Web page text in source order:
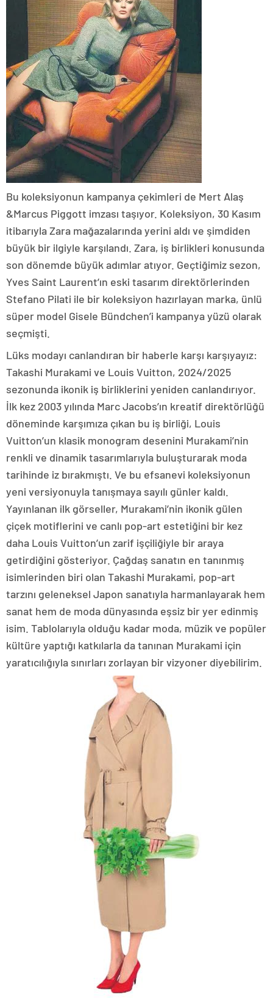
Bu koleksiyonun kampanya çekimleri de Mert Alaş
&Marcus Piggott imzası taşıyor. Koleksiyon, 30 Kasım
itibarıyla Zara mağazalarında yerini aldı ve şimdiden
büyük bir ilgiyle karşılandı. Zara, iş birlikleri konusunda
son dönemde büyük adımlar atıyor. Geçtiğimiz sezon,
Yves Saint Laurent’ın eski tasarım direktörlerinden
Stefano Pilati ile bir koleksiyon hazırlayan marka, ünlü
süper model Gisele Bündchen’i kampanya yüzü olarak
seçmişti.
Lüks modayı canlandıran bir haberle karşı karşıyayız:
Takashi Murakami ve Louis Vuitton, 2024/2025
sezonunda ikonik iş birliklerini yeniden canlandırıyor.
İlk kez 2003 yılında Marc Jacobs’ın kreatif direktörlüğü
döneminde karşımıza çıkan bu iş birliği, Louis
Vuitton’un klasik monogram desenini Murakami’nin
renkli ve dinamik tasarımlarıyla buluşturarak moda
tarihinde iz bırakmıştı. Ve bu efsanevi koleksiyonun
yeni versiyonuyla tanışmaya sayılı günler kaldı.
Yayınlanan ilk görseller, Murakami’nin ikonik gülen
çiçek motiflerini ve canlı pop-art estetiğini bir kez
daha Louis Vuitton’un zarif işçiliğiyle bir araya
getirdiğini gösteriyor. Çağdaş sanatın en tanınmış
isimlerinden biri olan Takashi Murakami, pop-art
tarzını geleneksel Japon sanatıyla harmanlayarak hem
sanat hem de moda dünyasında eşsiz bir yer edinmiş
isim. Tablolarıyla olduğu kadar moda, müzik ve popüler
kültüre yaptığı katkılarla da tanınan Murakami için
yaratıcılığıyla sınırları zorlayan bir vizyoner diyebilirim.